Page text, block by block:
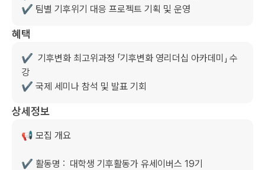
✔️ 팀별 기후위기 대응 프로젝트 기획 및 운영
혜택
✔️  기후변화 최고위과정 「기후변화 영리더십 아카데미」 수
강
✔️ 국제 세미나 참석 및 발표 기회
상세정보
📢 모집 개요
✔️ 활동명 :  대학생 기후활동가 유세이버스 19기